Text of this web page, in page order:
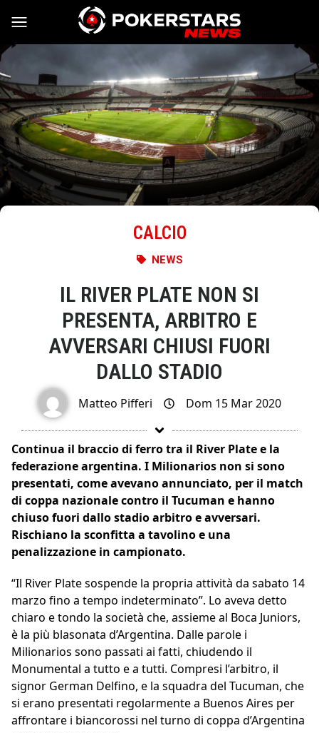
Vai al contenuto
CALCIO
NEWS
IL RIVER PLATE NON SI
PRESENTA, ARBITRO E
AVVERSARI CHIUSI FUORI
DALLO STADIO
Matteo Pifferi Dom 15 Mar 2020
Continua il braccio di ferro tra il River Plate e la
federazione argentina. I Milionarios non si sono
presentati, come avevano annunciato, per il match
di coppa nazionale contro il Tucuman e hanno
chiuso fuori dallo stadio arbitro e avversari.
Rischiano la sconfitta a tavolino e una
penalizzazione in campionato.
“Il River Plate sospende la propria attività da sabato 14
marzo fino a tempo indeterminato”. Lo aveva detto
chiaro e tondo la società che, assieme al Boca Juniors,
è la più blasonata d’Argentina. Dalle parole i
Milionarios sono passati ai fatti, chiudendo il
Monumental a tutto e a tutti. Compresi l’arbitro, il
signor German Delfino, e la squadra del Tucuman, che
si erano presentati regolarmente a Buenos Aires per
affrontare i biancorossi nel turno di coppa d’Argentina